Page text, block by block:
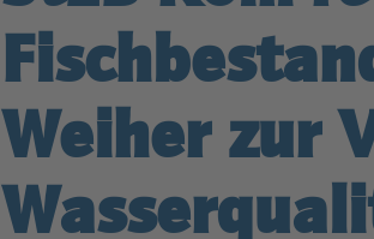
Weiher zur